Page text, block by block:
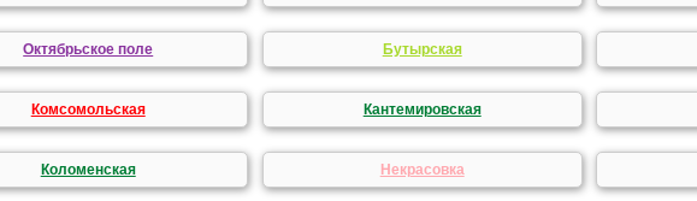
Октябрьское поле Бутырская
Комсомольская Кантемировская
Коломенская Некрасовка